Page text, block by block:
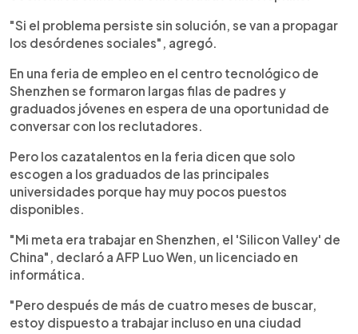
"Si el problema persiste sin solución, se van a propagar
los desórdenes sociales", agregó.
En una feria de empleo en el centro tecnológico de
Shenzhen se formaron largas filas de padres y
graduados jóvenes en espera de una oportunidad de
conversar con los reclutadores.
Pero los cazatalentos en la feria dicen que solo
escogen a los graduados de las principales
universidades porque hay muy pocos puestos
disponibles.
"Mi meta era trabajar en Shenzhen, el 'Silicon Valley' de
China", declaró a AFP Luo Wen, un licenciado en
informática.
"Pero después de más de cuatro meses de buscar,
estoy dispuesto a trabajar incluso en una ciudad